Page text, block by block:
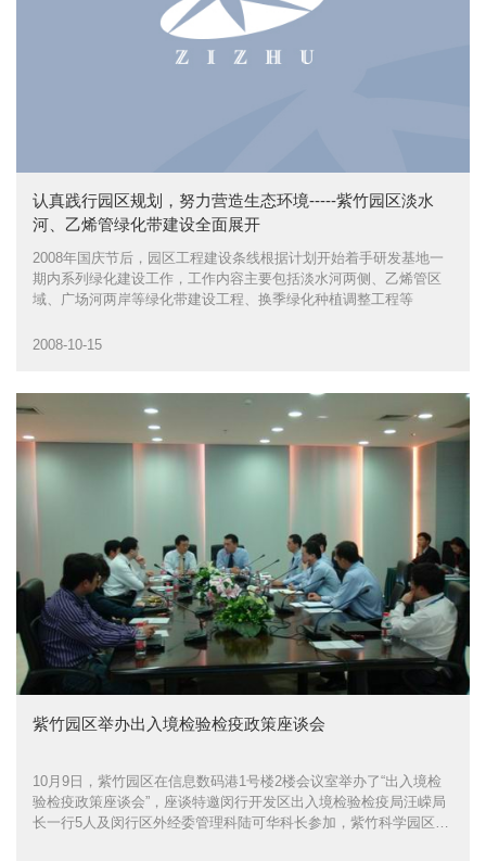
认真践行园区规划，努力营造生态环境-----紫竹园区淡水
河、乙烯管绿化带建设全面展开
2008年国庆节后，园区工程建设条线根据计划开始着手研发基地一
期内系列绿化建设工作，工作内容主要包括淡水河两侧、乙烯管区
域、广场河两岸等绿化带建设工程、换季绿化种植调整工程等
2008-10-15
紫竹园区举办出入境检验检疫政策座谈会
10月9日，紫竹园区在信息数码港1号楼2楼会议室举办了“出入境检
验检疫政策座谈会”，座谈特邀闵行开发区出入境检验检疫局汪嵘局
长一行5人及闵行区外经委管理科陆可华科长参加，紫竹科学园区陈